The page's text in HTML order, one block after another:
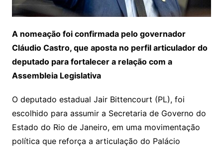
A nomeação foi confirmada pelo governador
Cláudio Castro, que aposta no perfil articulador do
deputado para fortalecer a relação com a
Assembleia Legislativa
O deputado estadual Jair Bittencourt (PL), foi
escolhido para assumir a Secretaria de Governo do
Estado do Rio de Janeiro, em uma movimentação
política que reforça a articulação do Palácio